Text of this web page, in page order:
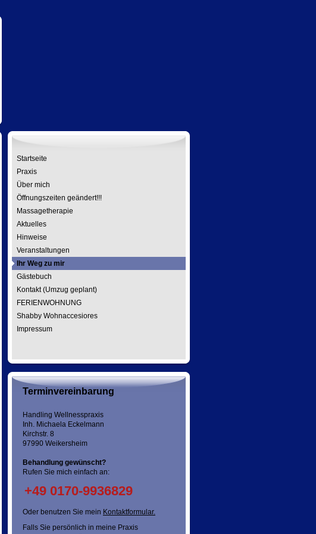
Startseite
Praxis
Über mich
Öffnungszeiten geändert!!!
Massagetherapie
Aktuelles
Hinweise
Veranstaltungen
Ihr Weg zu mir
Gästebuch
Kontakt (Umzug geplant)
FERIENWOHNUNG
Shabby Wohnaccesiores
Impressum
Terminvereinbarung
Handling Wellnesspraxis
Inh. Michaela Eckelmann
Kirchstr. 8
97990 Weikersheim
Behandlung gewünscht?
Rufen Sie mich einfach an:
+49 0170-9936829
Oder benutzen Sie mein Kontaktformular.
Falls Sie persönlich in meine Praxis